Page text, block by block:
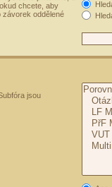
chcete, aby
závorek oddělené
jsou